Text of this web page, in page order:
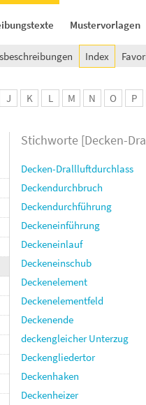
Mustervorlagen
Index
J K L M N O P
Stichworte [Decken-
Decken-Drallluftdurchlass
Deckendurchbruch
Deckendurchführung
Deckeneinführung
Deckeneinlauf
Deckeneinschub
Deckenelement
Deckenelementfeld
Deckenende
deckengleicher Unterzug
Deckengliedertor
Deckenhaken
Deckenheizer